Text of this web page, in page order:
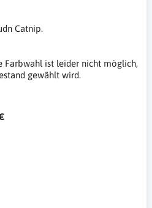
Catnip.
Farbwahl ist leider nicht möglich,
gewählt wird.